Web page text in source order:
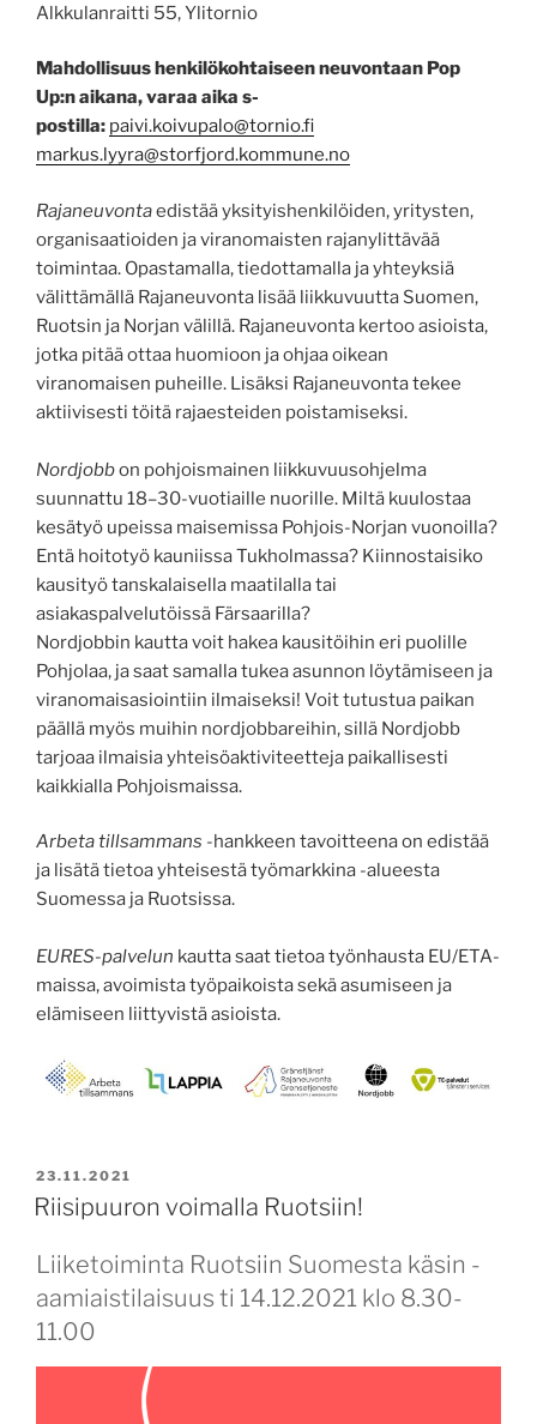
Alkkulanraitti 55, Ylitornio
Mahdollisuus henkilökohtaiseen neuvontaan Pop
Up:n aikana, varaa aika s-
postilla: paivi.koivupalo@tornio.fi
markus.lyyra@storfjord.kommune.no
Rajaneuvontaedistää yksityishenkilöiden, yritysten,
organisaatioiden ja viranomaisten rajanylittävää
toimintaa. Opastamalla, tiedottamalla ja yhteyksiä
välittämällä Rajaneuvonta lisää liikkuvuutta Suomen,
Ruotsin ja Norjan välillä. Rajaneuvonta kertoo asioista,
jotka pitää ottaa huomioon ja ohjaa oikean
viranomaisen puheille. Lisäksi Rajaneuvonta tekee
aktiivisesti töitä rajaesteiden poistamiseksi.
Nordjobbon pohjoismainen liikkuvuusohjelma
suunnattu 18–30-vuotiaille nuorille. Miltä kuulostaa
kesätyö upeissa maisemissa Pohjois-Norjan vuonoilla?
Entä hoitotyö kauniissa Tukholmassa? Kiinnostaisiko
kausityö tanskalaisella maatilalla tai
asiakaspalvelutöissä Färsaarilla?
Nordjobbin kautta voit hakea kausitöihin eri puolille
Pohjolaa, ja saat samalla tukea asunnon löytämiseen ja
viranomaisasiointiin ilmaiseksi! Voit tutustua paikan
päällä myös muihin nordjobbareihin, sillä Nordjobb
tarjoaa ilmaisia yhteisöaktiviteetteja paikallisesti
kaikkialla Pohjoismaissa.
Arbeta tillsammans -hankkeen tavoitteena on edistää
ja lisätä tietoa yhteisestä työmarkkina -alueesta
Suomessa ja Ruotsissa.
EURES-palvelun kautta saat tietoa työnhausta EU/ETA-
maissa, avoimista työpaikoista sekä asumiseen ja
elämiseen liittyvistä asioista.
POSTED
ON
23.11.2021
Riisipuuron voimalla Ruotsiin!
Liiketoiminta Ruotsiin Suomesta käsin -
aamiaistilaisuus ti 14.12.2021 klo 8.30-
11.00